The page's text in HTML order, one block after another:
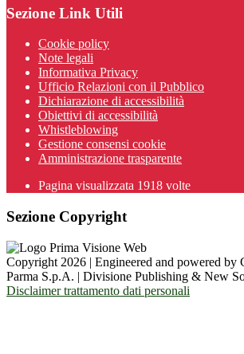
Sezione Link Utili
Cookie policy
Note legali
Informativa Privacy
Ufficio Relazioni con il Pubblico
Dichiarazione di accessibilità
Obiettivi di accessibilità
Whistleblowing
Gestione consensi cookie
Amministrazione trasparente
Pagina visualizzata 1918 volte
Sezione Copyright
Copyright 2026 | Engineered and powered by
Parma S.p.A. | Divisione Publishing & New
Disclaimer trattamento dati personali